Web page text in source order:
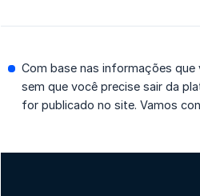
Com base nas informações que
sem que você precise sair da
for publicado no site. Vamos